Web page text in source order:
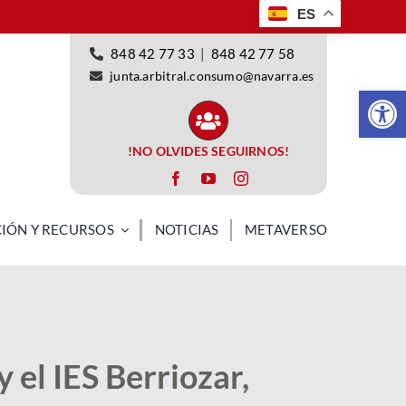
Abrir
ES
848 42 77 33 | 848 42 77 58
junta.arbitral.consumo@navarra.es
!NO OLVIDES SEGUIRNOS!
histórico
Y RECURSOS
Accede a numerosos recursos y herramientas
NOTICIAS METAVERSO
el IES Berriozar,